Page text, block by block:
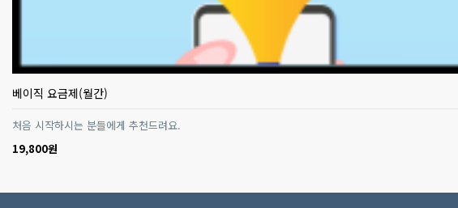
베이직 요금제(월간)
처음 시작하시는 분들에게 추천드려요.
19,800원